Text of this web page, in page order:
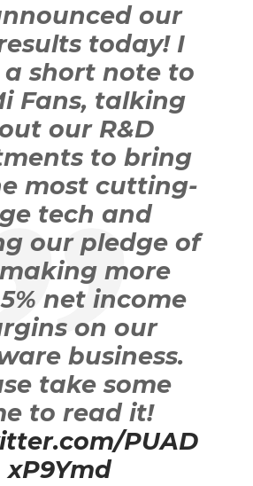
our
today! I
short note to
Fans, talking
our R&D
to bring
most cutting-
tech and
our pledge of
more
net income
on our
business.
take some
to read it!
PUAD
xP9Ymd